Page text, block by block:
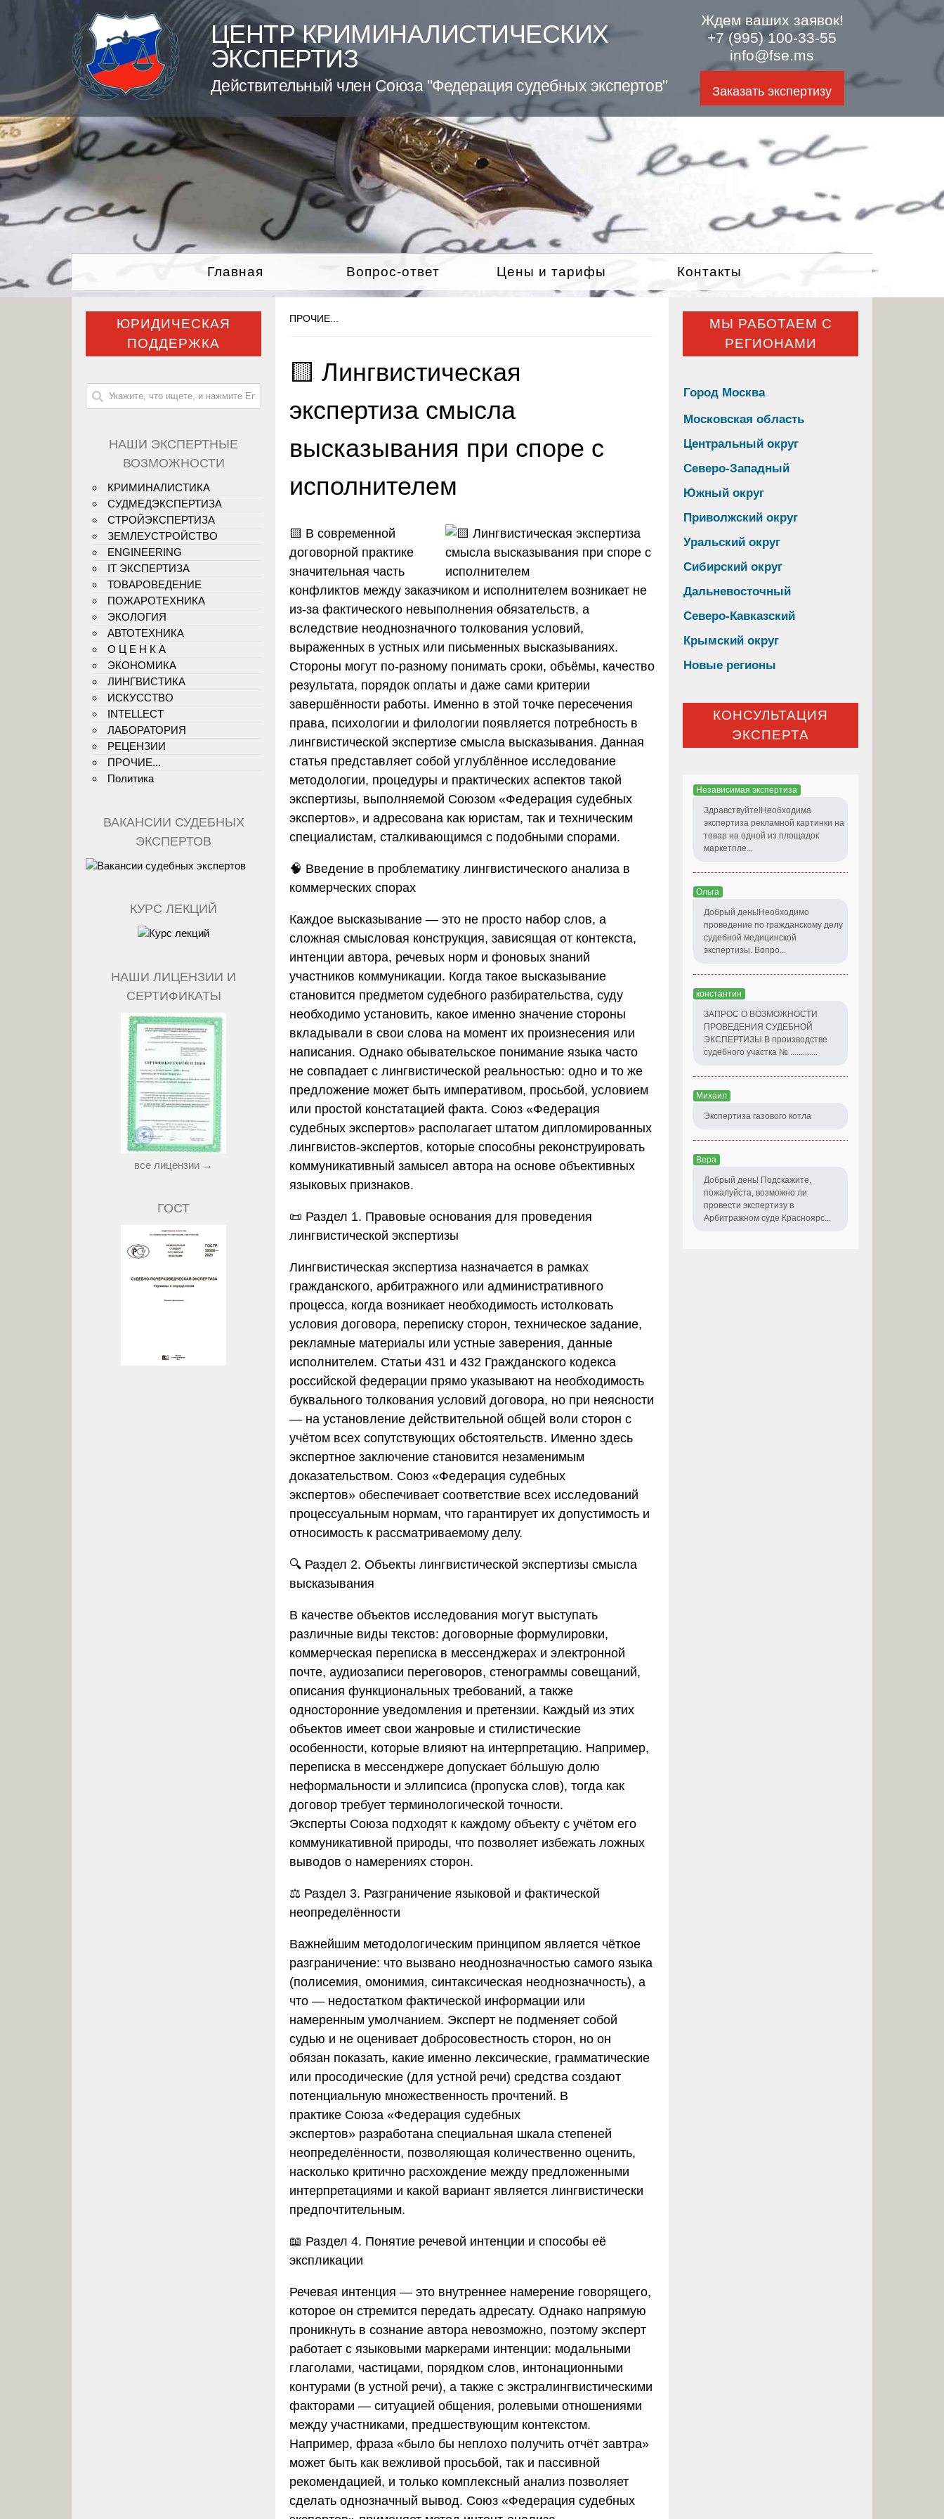
ЦЕНТР КРИМИНАЛИСТИЧЕСКИХ
ЭКСПЕРТИЗ
Действительный член Союза "Федерация судебных экспертов"
Ждем ваших заявок!
+7 (995) 100-33-55
info@fse.ms
Заказать экспертизу
Главная Вопрос-ответ Цены и тарифы Контакты
ПРОЧИЕ...
🟨 Лингвистическая
экспертиза смысла
высказывания при споре с
исполнителем
🟨 В современной
договорной практике
значительная часть
конфликтов между заказчиком и исполнителем возникает не
из-за фактического невыполнения обязательств, а
вследствие неоднозначного толкования условий,
выраженных в устных или письменных высказываниях.
Стороны могут по-разному понимать сроки, объёмы, качество
результата, порядок оплаты и даже сами критерии
завершённости работы. Именно в этой точке пересечения
права, психологии и филологии появляется потребность в
лингвистической экспертизе смысла высказывания. Данная
статья представляет собой углублённое исследование
методологии, процедуры и практических аспектов такой
экспертизы, выполняемой Союзом «Федерация судебных
экспертов», и адресована как юристам, так и техническим
специалистам, сталкивающимся с подобными спорами.
🧠 Введение в проблематику лингвистического анализа в
коммерческих спорах
Каждое высказывание — это не просто набор слов, а
сложная смысловая конструкция, зависящая от контекста,
интенции автора, речевых норм и фоновых знаний
участников коммуникации. Когда такое высказывание
становится предметом судебного разбирательства, суду
необходимо установить, какое именно значение стороны
вкладывали в свои слова на момент их произнесения или
написания. Однако обывательское понимание языка часто
не совпадает с лингвистической реальностью: одно и то же
предложение может быть императивом, просьбой, условием
или простой констатацией факта. Союз «Федерация
судебных экспертов» располагает штатом дипломированных
лингвистов-экспертов, которые способны реконструировать
коммуникативный замысел автора на основе объективных
языковых признаков.
📜 Раздел 1. Правовые основания для проведения
лингвистической экспертизы
Лингвистическая экспертиза назначается в рамках
гражданского, арбитражного или административного
процесса, когда возникает необходимость истолковать
условия договора, переписку сторон, техническое задание,
рекламные материалы или устные заверения, данные
исполнителем. Статьи 431 и 432 Гражданского кодекса
российской федерации прямо указывают на необходимость
буквального толкования условий договора, но при неясности
— на установление действительной общей воли сторон с
учётом всех сопутствующих обстоятельств. Именно здесь
экспертное заключение становится незаменимым
доказательством. Союз «Федерация судебных
экспертов» обеспечивает соответствие всех исследований
процессуальным нормам, что гарантирует их допустимость и
относимость к рассматриваемому делу.
🔍 Раздел 2. Объекты лингвистической экспертизы смысла
высказывания
В качестве объектов исследования могут выступать
различные виды текстов: договорные формулировки,
коммерческая переписка в мессенджерах и электронной
почте, аудиозаписи переговоров, стенограммы совещаний,
описания функциональных требований, а также
односторонние уведомления и претензии. Каждый из этих
объектов имеет свои жанровые и стилистические
особенности, которые влияют на интерпретацию. Например,
переписка в мессенджере допускает бо́льшую долю
неформальности и эллипсиса (пропуска слов), тогда как
договор требует терминологической точности.
Эксперты Союза подходят к каждому объекту с учётом его
коммуникативной природы, что позволяет избежать ложных
выводов о намерениях сторон.
⚖️ Раздел 3. Разграничение языковой и фактической
неопределённости
Важнейшим методологическим принципом является чёткое
разграничение: что вызвано неоднозначностью самого языка
(полисемия, омонимия, синтаксическая неоднозначность), а
что — недостатком фактической информации или
намеренным умолчанием. Эксперт не подменяет собой
судью и не оценивает добросовестность сторон, но он
обязан показать, какие именно лексические, грамматические
или просодические (для устной речи) средства создают
потенциальную множественность прочтений. В
практике Союза «Федерация судебных
экспертов» разработана специальная шкала степеней
неопределённости, позволяющая количественно оценить,
насколько критично расхождение между предложенными
интерпретациями и какой вариант является лингвистически
предпочтительным.
📖 Раздел 4. Понятие речевой интенции и способы её
экспликации
Речевая интенция — это внутреннее намерение говорящего,
которое он стремится передать адресату. Однако напрямую
проникнуть в сознание автора невозможно, поэтому эксперт
работает с языковыми маркерами интенции: модальными
глаголами, частицами, порядком слов, интонационными
контурами (в устной речи), а также с экстралингвистическими
факторами — ситуацией общения, ролевыми отношениями
между участниками, предшествующим контекстом.
Например, фраза «было бы неплохо получить отчёт завтра»
может быть как вежливой просьбой, так и пассивной
рекомендацией, и только комплексный анализ позволяет
сделать однозначный вывод. Союз «Федерация судебных
ЮРИДИЧЕСКАЯ
ПОДДЕРЖКА
НАШИ ЭКСПЕРТНЫЕ
ВОЗМОЖНОСТИ
КРИМИНАЛИСТИКА
СУДМЕДЭКСПЕРТИЗА
СТРОЙЭКСПЕРТИЗА
ЗЕМЛЕУСТРОЙСТВО
ENGINEERING
IT ЭКСПЕРТИЗА
ТОВАРОВЕДЕНИЕ
ПОЖАРОТЕХНИКА
ЭКОЛОГИЯ
АВТОТЕХНИКА
О Ц Е Н К А
ЭКОНОМИКА
ЛИНГВИСТИКА
ИСКУССТВО
INTELLECT
ЛАБОРАТОРИЯ
РЕЦЕНЗИИ
ПРОЧИЕ...
Политика
ВАКАНСИИ СУДЕБНЫХ
ЭКСПЕРТОВ
КУРС ЛЕКЦИЙ
НАШИ ЛИЦЕНЗИИ И
СЕРТИФИКАТЫ
все лицензии →
ГОСТ
МЫ РАБОТАЕМ С
РЕГИОНАМИ
Город Москва
Московская область
Центральный округ
Северо-Западный
Южный округ
Приволжский округ
Уральский округ
Сибирский округ
Дальневосточный
Северо-Кавказский
Крымский округ
Новые регионы
КОНСУЛЬТАЦИЯ
ЭКСПЕРТА
Независимая экспертиза
Здравствуйте!Необходима
экспертиза рекламной картинки на
товар на одной из площадок
маркетпле...
Ольга
Добрый день!Необходимо
проведение по гражданскому делу
судебной медицинской
экспертизы. Вопро...
константин
ЗАПРОС О ВОЗМОЖНОСТИ
ПРОВЕДЕНИЯ СУДЕБНОЙ
ЭКСПЕРТИЗЫ В производстве
судебного участка № .............
Михаил
Экспертиза газового котла
Вера
Добрый день! Подскажите,
пожалуйста, возможно ли
провести экспертизу в
Арбитражном суде Красноярс...